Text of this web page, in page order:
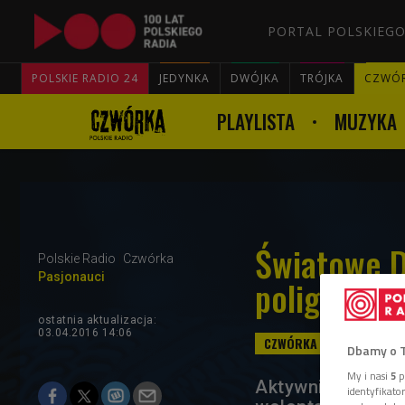
PORTAL
POLSKIE RADIO 24 JEDYNKA DWÓJKA TRÓJKA
PLAYLISTA MUZYKA
Polskie Radio
Czwórka
Pasjonauci
Światowe
poligon dla
ostatnia aktualizacja:
03.04.2016 14:06
Aktywni,
Dbamy o
My i nasi 5